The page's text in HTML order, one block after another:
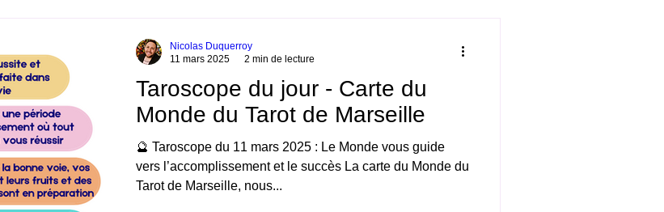
Taroscope du jour - Carte du
Monde du Tarot de Marseille
🔮 Taroscope du 11 mars 2025 : Le Monde vous guide
vers l’accomplissement et le succès La carte du Monde du
Tarot de Marseille, nous...
Nicolas Duquerroy
11 mars 2025
2 min de lecture